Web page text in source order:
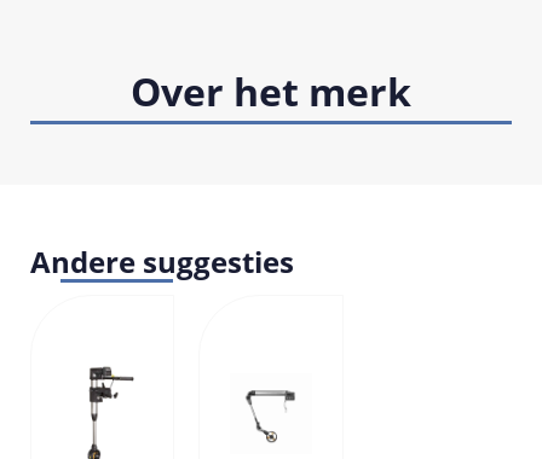
Over het merk
Andere suggesties